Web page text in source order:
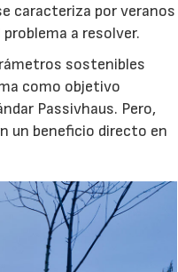
caracteriza por veranos
a resolver.
sostenibles
como objetivo
Passivhaus. Pero,
un beneficio directo en